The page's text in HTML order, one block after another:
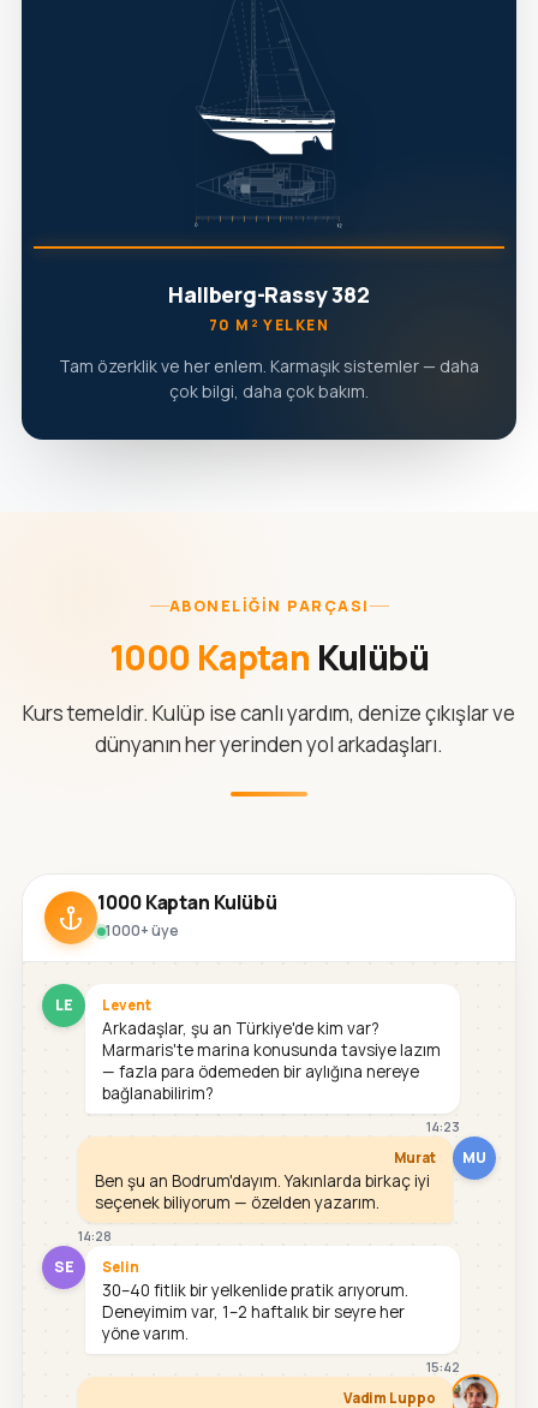
Hallberg-Rassy 382
70 M² YELKEN
Tam özerklik ve her enlem. Karmaşık sistemler — daha
çok bilgi, daha çok bakım.
ABONELIĞIN PARÇASI
1000 Kaptan Kulübü
Kurs temeldir. Kulüp ise canlı yardım, denize çıkışlar ve
dünyanın her yerinden yol arkadaşları.
1000 Kaptan Kulübü
1000+ üye
LE Levent
Arkadaşlar, şu an Türkiye'de kim var?
Marmaris'te marina konusunda tavsiye lazım
— fazla para ödemeden bir aylığına nereye
bağlanabilirim?
14:23
MU
Murat
Ben şu an Bodrum'dayım. Yakınlarda birkaç iyi
seçenek biliyorum — özelden yazarım.
14:28
SE Selin
30–40 fitlik bir yelkenlide pratik arıyorum.
Deneyimim var, 1–2 haftalık bir seyre her
yöne varım.
15:42
Vadim Luppo